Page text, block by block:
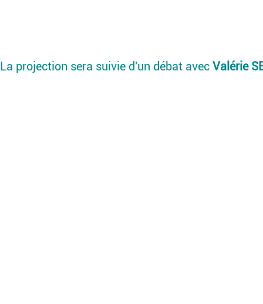
La projection sera suivie d'un débat avec Valérie